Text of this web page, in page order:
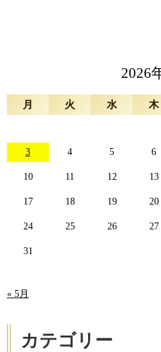
2026
月 火 水 木
3 4 5 6
10 11 12 13
17 18 19 20
24 25 26 27
31
« 5月
カテゴリー